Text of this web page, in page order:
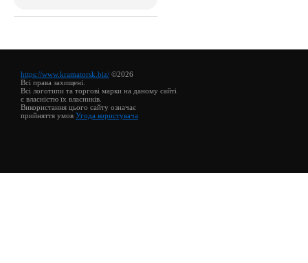
https://www.kramatorsk.biz/ ©2026
Всі права захищені.
Всі логотипи та торгові марки на даному сайті
є власністю їх власників.
Використання цього сайту означає
прийняття умов Угода користувача